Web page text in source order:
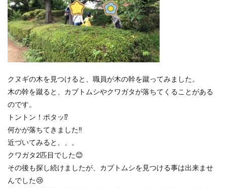
クヌギの木を見つけると、職員が木の幹を蹴ってみました。
木の幹を蹴ると、カブトムシやクワガタが落ちてくることがある
のです。
トントン！ポタッ⁉
何かが落ちてきました‼
近づいてみると、、。
クワガタ2匹目でした😊
その後も探し続けましたが、カブトムシを見つける事は出来ませ
んでした😢